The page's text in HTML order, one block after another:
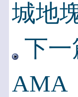
城地
下一
AMA